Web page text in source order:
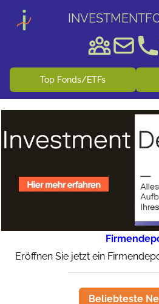
Top Fonds/ETFs
Eröffnen Sie jetzt ein
Beliebteste